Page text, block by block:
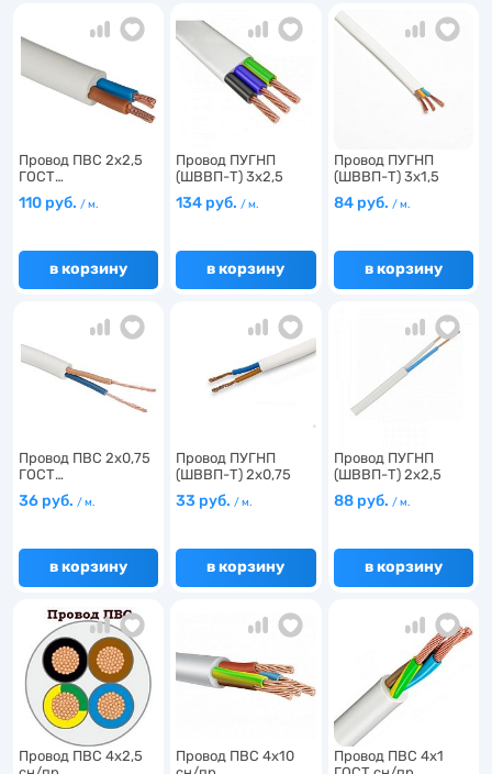
31
13
Провод ПВС 2х2,5
ГОСТ…
110 руб. / м.
в корзину
Провод ПУГНП
(ШВВП-Т) 3х2,5
134 руб./ м.
в корзину
Провод ПУГНП
(ШВВП-Т) 3х1,5
84 руб. / м.
в корзину
Провод ПВС 2х0,75
ГОСТ…
36 руб. / м.
в корзину
Провод ПУГНП
(ШВВП-Т) 2х0,75
33 руб./ м.
в корзину
Провод ПУГНП
(ШВВП-Т) 2х2,5
88 руб. / м.
в корзину
Провод ПВС 4х2,5
Провод ПВС 4х10
Провод ПВС 4х1